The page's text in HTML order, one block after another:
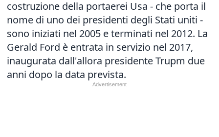
costruzione della portaerei Usa - che porta il
nome di uno dei presidenti degli Stati uniti -
sono iniziati nel 2005 e terminati nel 2012. La
Gerald Ford è entrata in servizio nel 2017,
inaugurata dall'allora presidente Trupm due
anni dopo la data prevista.